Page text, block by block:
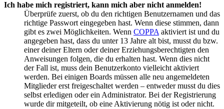
Ich habe mich registriert, kann mich aber nicht anmelden!
Überprüfe zuerst, ob du den richtigen Benutzernamen und das
richtige Passwort eingegeben hast. Wenn diese stimmen, dann
gibt es zwei Möglichkeiten. Wenn COPPA aktiviert ist und du
angegeben hast, dass du unter 13 Jahre alt bist, musst du bzw.
einer deiner Eltern oder deiner Erziehungsberechtigten den
Anweisungen folgen, die du erhalten hast. Wenn dies nicht
der Fall ist, muss dein Benutzerkonto vielleicht aktiviert
werden. Bei einigen Boards müssen alle neu angemeldeten
Mitglieder erst freigeschaltet werden – entweder musst du dies
selbst erledigen oder ein Administrator. Bei der Registrierung
wurde dir mitgeteilt, ob eine Aktivierung nötig ist oder nicht.